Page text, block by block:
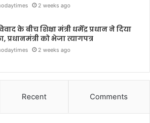
2 weeks ago
के बीच शिक्षा मंत्री धर्मेंद्र प्रधान ने दिया
प्रधानमंत्री को भेजा त्यागपत्र
2 weeks ago
Recent Comments